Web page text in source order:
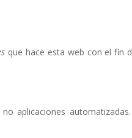
que hace esta web con el fin
aplicaciones